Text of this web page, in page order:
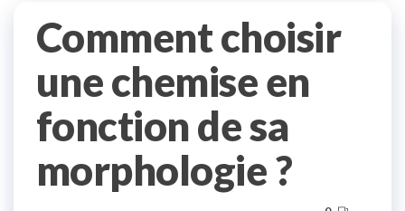
Comment choisir
une chemise en
fonction de sa
morphologie ?